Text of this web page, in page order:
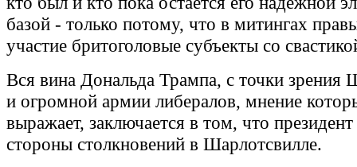
базой - только потому, что в митингах
участие бритоголовые субъекты со
Вся вина Дональда Трампа, с точки зрения
и огромной армии либералов, мнение
выражает, заключается в том, что
стороны столкновений в Шарлотсвилле.